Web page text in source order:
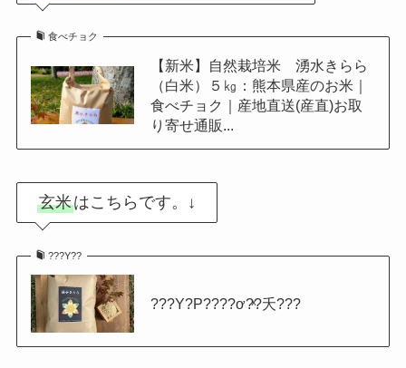
食べチョク
【新米】自然栽培米 湧水きらら
（白米）５㎏：熊本県産のお米｜
食べチョク｜産地直送(産直)お取
り寄せ通販...
玄米はこちらです。↓
???Υ??
???Υ?Ρ????ơ?ͯ?夭???